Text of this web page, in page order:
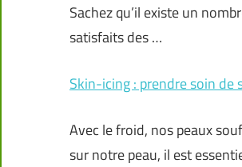
Sachez qu’il existe un
satisfaits des …
Skin-icing : prendre soin de
Avec le froid, nos peaux
sur notre peau, il est